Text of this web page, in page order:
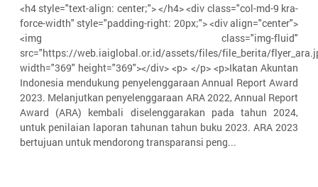
<h4 style="text-align: center;"> </h4> <div class="col-md-9 kra-
force-width" style="padding-right: 20px;"> <div align="center">
<img class="img-fluid"
src="https://web.iaiglobal.or.id/assets/files/file_berita/
width="369" height="369"></div> <p> </p> <p>Ikatan Akuntan
Indonesia mendukung penyelenggaraan Annual Report Award
2023. Melanjutkan penyelenggaraan ARA 2022, Annual Report
Award (ARA) kembali diselenggarakan pada tahun 2024,
untuk penilaian laporan tahunan tahun buku 2023. ARA 2023
bertujuan untuk mendorong transparansi peng...